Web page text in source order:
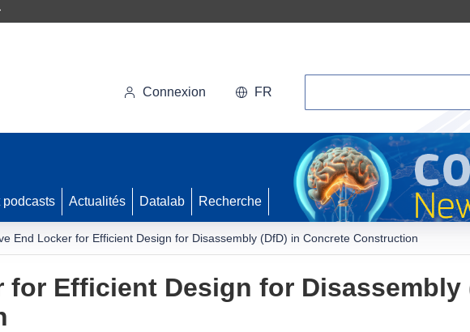
Connexion FR
podcasts Actualités Datalab Recherche
End Locker for Efficient Design for Disassembly (DfD) in Concrete Construction
Efficient Design for Disassembly